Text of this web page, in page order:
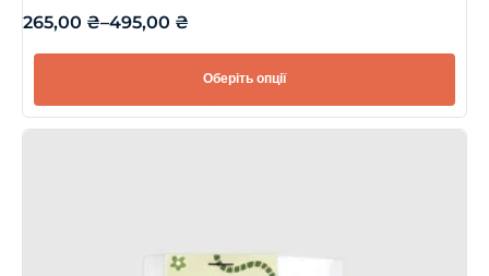
265,00 ₴–495,00 ₴
Оберіть опції